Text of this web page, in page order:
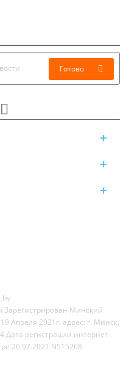
Готово
Минский
Апреля 2021г. адрес: г. Минск,
Дата регистрации интернет
26.97.2021 N515268